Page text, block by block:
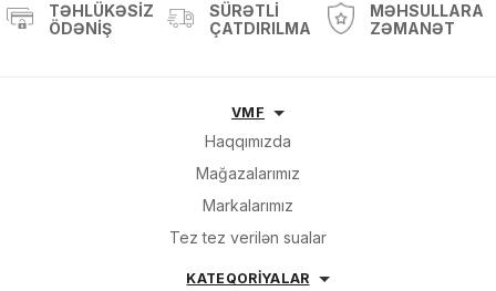
TƏHLÜKƏSIZ
ÖDƏNIŞ
SÜRƏTLI
ÇATDIRILMA
MƏHSULLARA
ZƏMANƏT
VMF
Haqqımızda
Mağazalarımız
Markalarımız
Tez tez verilən sualar
KATEQORİYALAR